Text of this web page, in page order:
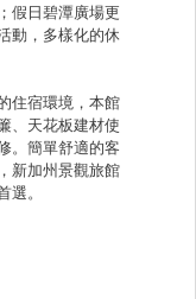
假日碧潭廣場更
動，多樣化的休
住宿環境，本館
、天花板建材使
。簡單舒適的客
新加州景觀旅館
選。